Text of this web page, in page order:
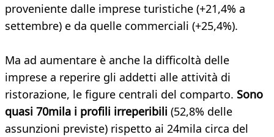
proveniente dalle imprese turistiche (+21,4% a
settembre) e da quelle commerciali (+25,4%).
Ma ad aumentare è anche la difficoltà delle
imprese a reperire gli addetti alle attività di
ristorazione, le figure centrali del comparto. Sono
quasi 70mila i profili irreperibili (52,8% delle
assunzioni previste) rispetto ai 24mila circa del